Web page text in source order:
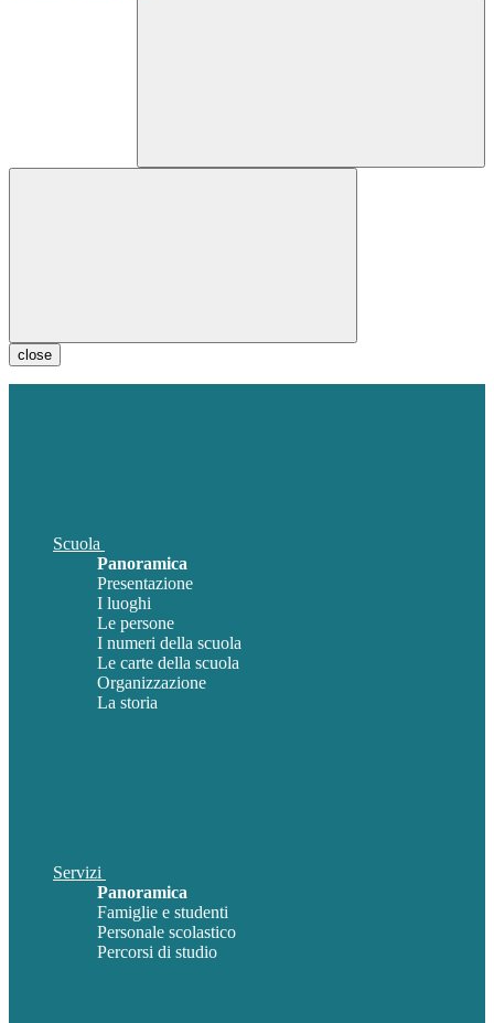
close
Scuola
Panoramica
Presentazione
I luoghi
Le persone
I numeri della scuola
Le carte della scuola
Organizzazione
La storia
Servizi
Panoramica
Famiglie e studenti
Personale scolastico
Percorsi di studio